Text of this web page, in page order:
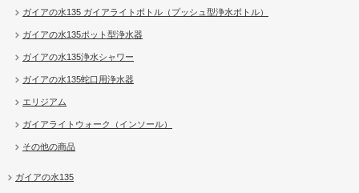
ガイアの水135 ガイアライトボトル（プッシュ型浄水ボトル）
ガイアの水135ポット型浄水器
ガイアの水135浄水シャワー
ガイアの水135蛇口用浄水器
エリジアム
ガイアライトウォーク（インソール）
その他の商品
ガイアの水135